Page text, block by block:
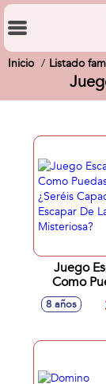
Inicio Listado
Juego
Como
¿Seréis
De
8 años